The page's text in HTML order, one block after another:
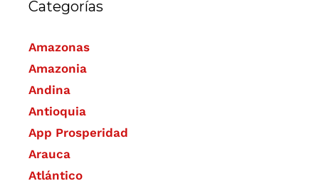
Categorías
Amazonas
Amazonia
Andina
Antioquia
App Prosperidad
Arauca
Atlántico